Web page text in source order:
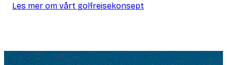
Les mer om vårt golfreisekonsept